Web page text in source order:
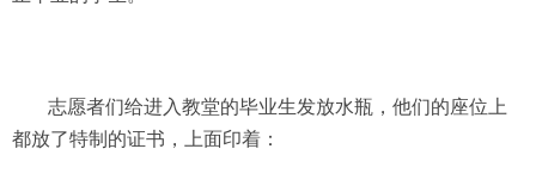
志愿者们给进入教堂的毕业生发放水瓶，他们的座位上
都放了特制的证书，上面印着：